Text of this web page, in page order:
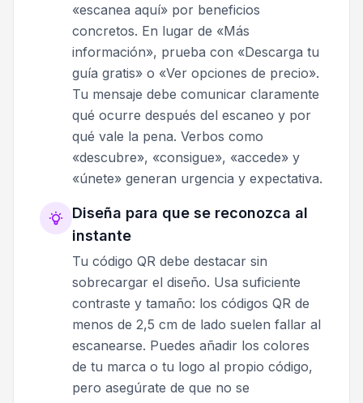
«escanea aquí» por beneficios
concretos. En lugar de «Más
información», prueba con «Descarga tu
guía gratis» o «Ver opciones de precio».
Tu mensaje debe comunicar claramente
qué ocurre después del escaneo y por
qué vale la pena. Verbos como
«descubre», «consigue», «accede» y
«únete» generan urgencia y expectativa.
Diseña para que se reconozca al
instante
Tu código QR debe destacar sin
sobrecargar el diseño. Usa suficiente
contraste y tamaño: los códigos QR de
menos de 2,5 cm de lado suelen fallar al
escanearse. Puedes añadir los colores
de tu marca o tu logo al propio código,
pero asegúrate de que no se